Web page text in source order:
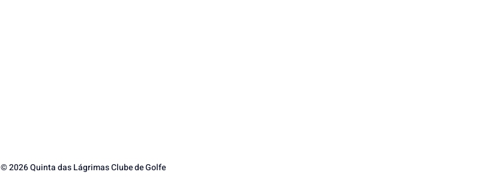
© 2026 Quinta das Lágrimas Clube de Golfe